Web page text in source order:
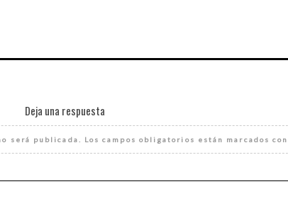
Deja una respuesta
será publicada. Los campos obligatorios están marcados con